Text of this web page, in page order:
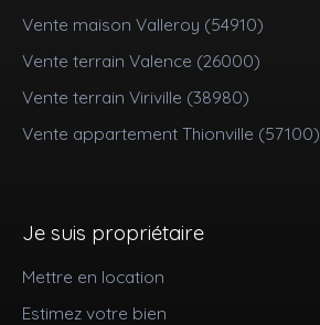
Vente maison Valleroy (54910)
Vente terrain Valence (26000)
Vente terrain Viriville (38980)
Vente appartement Thionville (57100)
Je suis propriétaire
Mettre en location
Estimez votre bien